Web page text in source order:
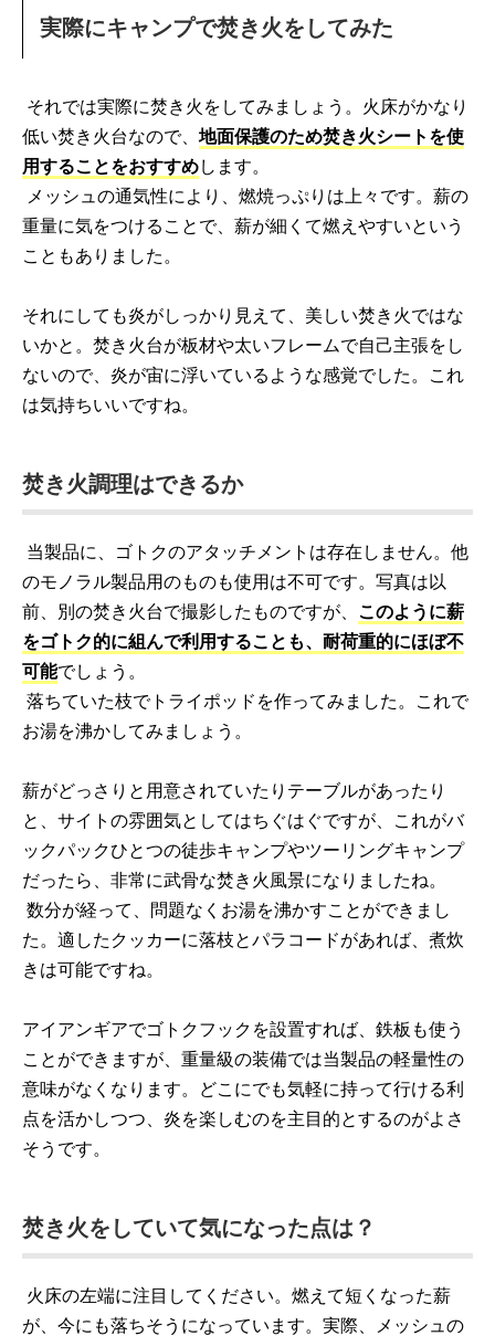
実際にキャンプで焚き火をしてみた
それでは実際に焚き火をしてみましょう。火床がかなり
低い焚き火台なので、 地面保護のため焚き火シートを使
用することをおすすめします。
メッシュの通気性により、燃焼っぷりは上々です。薪の
重量に気をつけることで、薪が細くて燃えやすいという
こともありました。
それにしても炎がしっかり見えて、美しい焚き火ではな
いかと。焚き火台が板材や太いフレームで自己主張をし
ないので、炎が宙に浮いているような感覚でした。これ
は気持ちいいですね。
焚き火調理はできるか
当製品に、ゴトクのアタッチメントは存在しません。他
のモノラル製品用のものも使用は不可です。写真は以
前、別の焚き火台で撮影したものですが、 このように薪
をゴトク的に組んで利用することも、耐荷重的にほぼ不
可能でしょう。
落ちていた枝でトライポッドを作ってみました。これで
お湯を沸かしてみましょう。
薪がどっさりと用意されていたりテーブルがあったり
と、サイトの雰囲気としてはちぐはぐですが、これがバ
ックパックひとつの徒歩キャンプやツーリングキャンプ
だったら、非常に武骨な焚き火風景になりましたね。
数分が経って、問題なくお湯を沸かすことができまし
た。適したクッカーに落枝とパラコードがあれば、煮炊
きは可能ですね。
アイアンギアでゴトクフックを設置すれば、鉄板も使う
ことができますが、重量級の装備では当製品の軽量性の
意味がなくなります。どこにでも気軽に持って行ける利
点を活かしつつ、炎を楽しむのを主目的とするのがよさ
そうです。
焚き火をしていて気になった点は？
火床の左端に注目してください。燃えて短くなった薪
が、今にも落ちそうになっています。実際、メッシュの